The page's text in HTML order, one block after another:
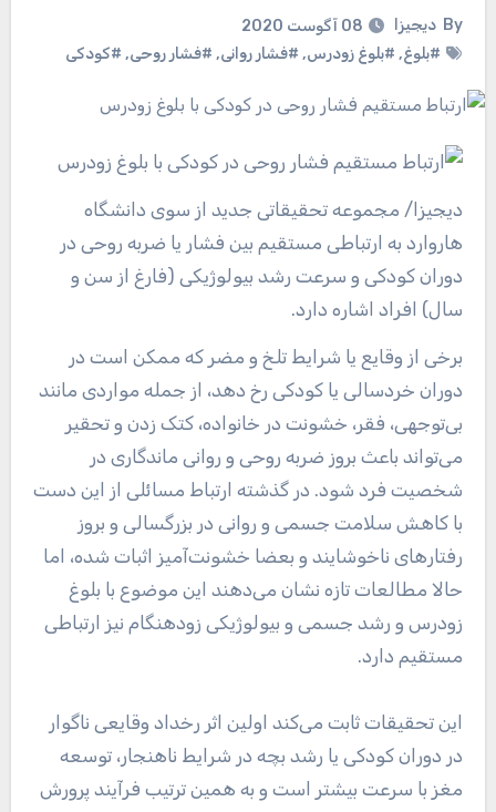
By دیجیزا
08 آگوست 2020
#بلوغ, #بلوغ زودرس, #فشار روانی, #فشار روحی, #کودکی
دیجیزا/ مجموعه تحقیقاتی جدید از سوی دانشگاه
هاروارد به ارتباطی مستقیم بین فشار یا ضربه روحی در
دوران کودکی و سرعت رشد بیولوژیکی (فارغ از سن و
سال) افراد اشاره دارد.
برخی از وقایع یا شرایط تلخ و مضر که ممکن است در
دوران خردسالی یا کودکی رخ دهد، از جمله مواردی مانند
بی‌توجهی، فقر، خشونت در خانواده، کتک زدن و تحقیر
می‌تواند باعث بروز ضربه روحی و روانی ماندگاری در
شخصیت فرد شود. در گذشته ارتباط مسائلی از این دست
با کاهش سلامت جسمی و روانی در بزرگسالی و بروز
رفتارهای ناخوشایند و بعضا خشونت‌آمیز اثبات شده، اما
حالا مطالعات تازه نشان می‌دهند این موضوع با بلوغ
زودرس و رشد جسمی و بیولوژیکی زودهنگام نیز ارتباطی
مستقیم دارد.
این تحقیقات ثابت می‌کند اولین اثر رخداد وقایعی ناگوار
در دوران کودکی یا رشد بچه در شرایط ناهنجار، توسعه
مغز با سرعت بیشتر است و به همین ترتیب فرآیند پرورش